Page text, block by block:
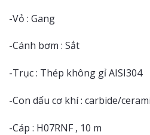
-Vỏ : Gang
-Cánh bơm : Sắt
-Trục : Thép không gỉ AISI304
-Con dấu cơ khí : carbide/
-Cáp : H07RNF , 10 m